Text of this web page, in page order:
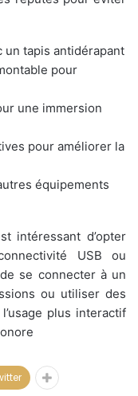
un tapis antidérapant
pour
une immersion
pour améliorer la
équipements
intéressant d’opter
USB ou
se connecter à un
ou utiliser des
plus interactif